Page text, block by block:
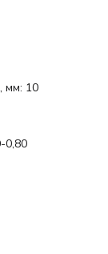
мм: 10
0,80